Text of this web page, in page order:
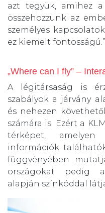
azt tegyük, amihez
összehozzunk az
személyes
ez kiemelt fontosságú.”
„Where can I fly” –
A légitársaság is
szabályok a járvány
és nehezen
számára is. Ezért a
térképet,
információk
függvényében
országokat pedig
alapján színkóddal látja